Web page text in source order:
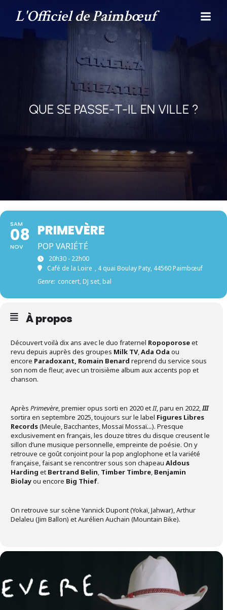
L'Officiel de Paimbœuf
QUE SE PASSE-T-IL EN VILLE ?
SAM
08
NOV
PRIMEVÈRE
POP VARIÉTÉ
20h30 - 22h00
Café de la Loire , 4 quai Boulay Paty, 44560 Paimbœuf
Genre: concert, DJ set, bal
À propos
Découvert voilà dix ans avec le duo fraternel Ropoporoseet
revu depuis auprès des groupes Milk TV,Ada Oda ou
encore Paradoxant, Romain Benard reprend du service sous
son nom de fleur, avec un troisième album aux accents pop et
chanson.
Après Primevère, premier opus sorti en 2020 etII, paru en 2022,III
sortira en septembre 2025, toujours sur le label Figures Libres
Records(Meule, Bacchantes, Mossaï Mossaï…). Presque
exclusivement en français, les douze titres du disque creusent le
sillon d’une musique personnelle, empreinte de poésie. On y
retrouve ce goût conjoint pour la pop anglophone et la variété
française, faisant se rencontrer sous son chapeau Aldous
Harding et Bertrand Belin, Timber Timbre, Benjamin
Biolayou encore Big Thief.
On retrouve sur scène Yannick Dupont (Yokaï, Jahwar), Arthur
Delaleu (Jim Ballon) et Aurélien Auchain (Mountain Bike).